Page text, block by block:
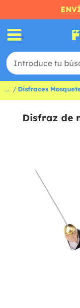
... Disfraces
Disfraz de